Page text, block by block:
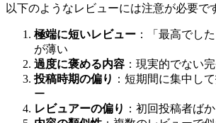
以下のようなレビューには注意が必要で
極端に短いレビュー ：「最高でし
が薄い
過度に褒める内容 ：現実的でない
投稿時期の偏り ：短期間に集中し
ー
レビュアーの偏り ：初回投稿者ば